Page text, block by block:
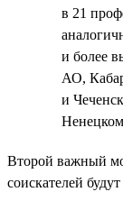
в 21
и более
АО,
и
Второй важный
соискателей